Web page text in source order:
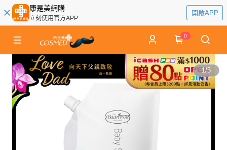
康是美網購
立刻使用官方APP
開啟APP
0
1/5